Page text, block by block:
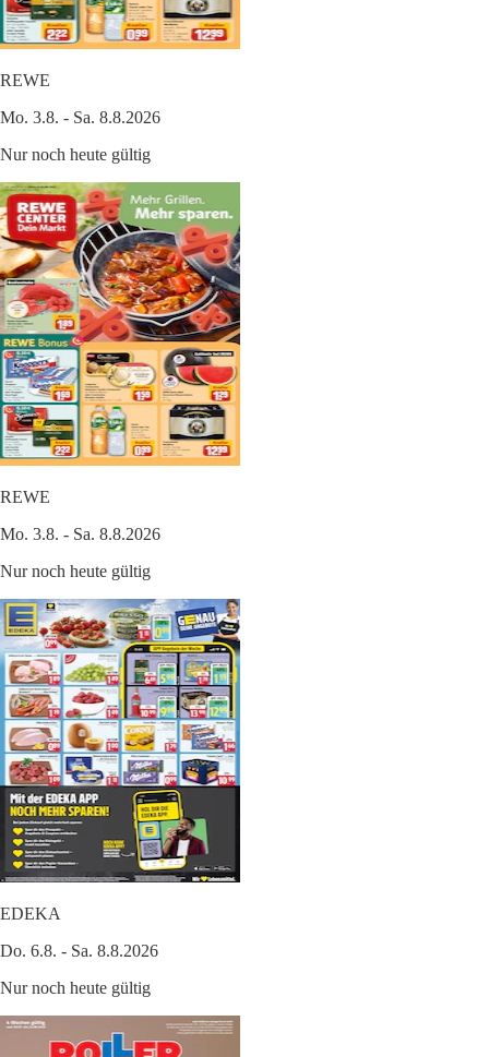
REWE
Mo. 3.8. - Sa. 8.8.2026
Nur noch heute gültig
REWE
Mo. 3.8. - Sa. 8.8.2026
Nur noch heute gültig
EDEKA
Do. 6.8. - Sa. 8.8.2026
Nur noch heute gültig